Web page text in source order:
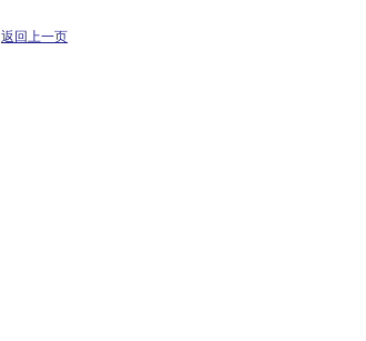
返回上一页